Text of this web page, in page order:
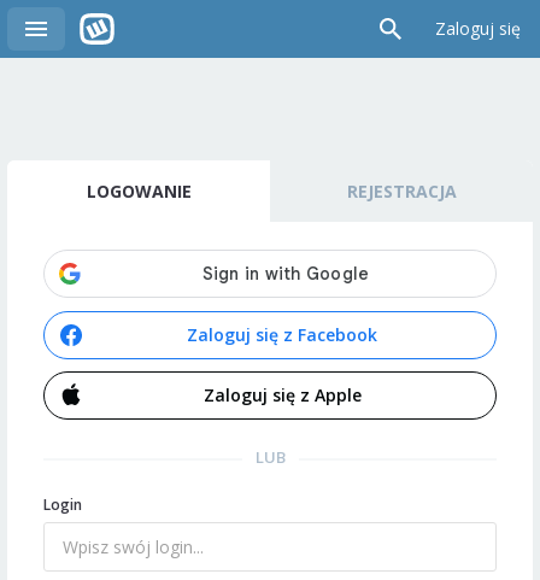
Zaloguj się
LOGOWANIE REJESTRACJA
Zaloguj się z Facebook
Zaloguj się z Apple
LUB
Login